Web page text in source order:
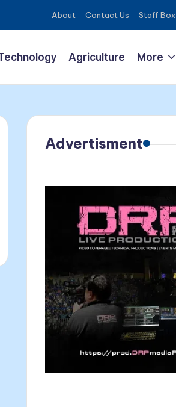
About Contact Us Staff Box
Agriculture More
Advertisment